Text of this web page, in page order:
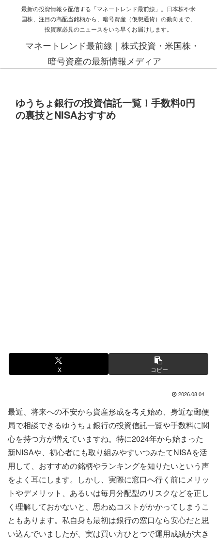
最新の投資情報を配信する「マネートレンド最前線」。日本株や米
国株、注目の高配当銘柄から、暗号資産（仮想通貨）の動向まで、
投資家必見のニュースをいち早くお届けします。
マネートレンド最前線｜株式投資・米国株・
暗号資産の最新情報メディア
ゆうちょ銀行の投資信託一覧！手数料0円
の裏技とNISAおすすめ
X コピー
2026.08.04
最近、将来への不安から資産形成を考え始め、身近な郵便
局で相談できるゆうちょ銀行の投資信託一覧や手数料に関
心を持つ方が増えていますね。特に2024年から始まった
新NISAや、初心者にも取り組みやすいつみたてNISAを活
用して、おすすめの銘柄やランキングを知りたいという声
をよく耳にします。しかし、実際に窓口へ行く前にメリッ
トやデメリット、あるいは毎月分配型のリスクなどを正し
く理解しておかないと、思わぬコストがかかってしまうこ
ともあります。私自身も最初は銀行の窓口なら安心だと思
い込んでいましたが、実は買い方ひとつで運用成績が大き